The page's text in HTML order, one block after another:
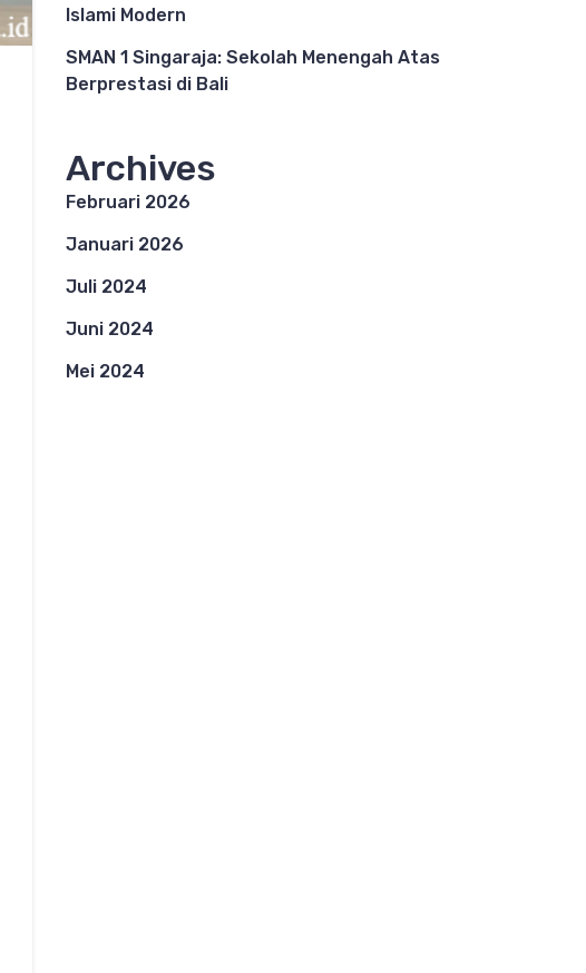
Islami Modern
SMAN 1 Singaraja: Sekolah Menengah Atas
Berprestasi di Bali
Archives
Februari 2026
Januari 2026
Juli 2024
Juni 2024
Mei 2024